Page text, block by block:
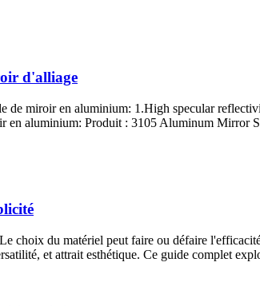
d'alliage
de miroir en aluminium: 1.High specular
en aluminium: Produit : 3105 Aluminum Mirror
choix du matériel peut faire ou défaire
et attrait esthétique. Ce guide complet